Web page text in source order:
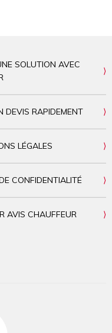
SOLUTION AVEC
DEVIS RAPIDEMENT
LÉGALES
CONFIDENTIALITÉ
AVIS CHAUFFEUR